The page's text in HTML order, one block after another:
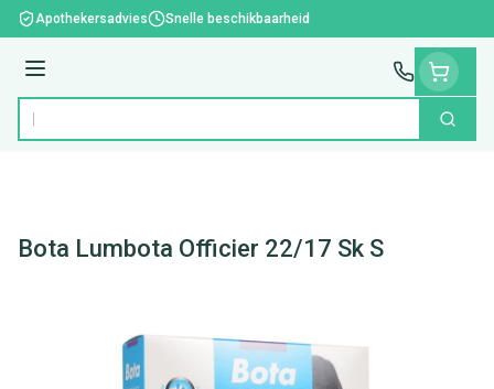
Ga naar de inhoud
Apothekersadvies Snelle beschikbaarheid
Menu
Product, merk, categorie... Zoek
Bota Lumbota Officier 22/17 Sk S